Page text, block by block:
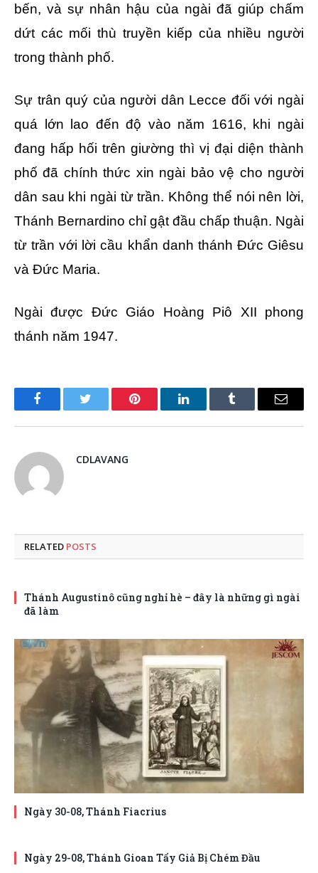
bến, và sự nhân hậu của ngài đã giúp chấm
dứt các mối thù truyền kiếp của nhiều người
trong thành phố.
Sự trân quý của người dân Lecce đối với ngài
quá lớn lao đến độ vào năm 1616, khi ngài
đang hấp hối trên giường thì vị đại diện thành
phố đã chính thức xin ngài bảo vệ cho người
dân sau khi ngài từ trần. Không thể nói nên lời,
Thánh Bernardino chỉ gật đầu chấp thuận. Ngài
từ trần với lời cầu khẩn danh thánh Ðức Giêsu
và Ðức Maria.
Ngài được Ðức Giáo Hoàng Piô XII phong
thánh năm 1947.
FacebookTwitter Pinterest LinkedInTumblr Email
CDLAVANG
RELATED POSTS
Thánh Augustinô cũng nghỉ hè – đây là những gì ngài
đã làm
Ngày 30-08, Thánh Fiacrius
Ngày 29-08, Thánh Gioan Tẩy Giả Bị Chém Đầu